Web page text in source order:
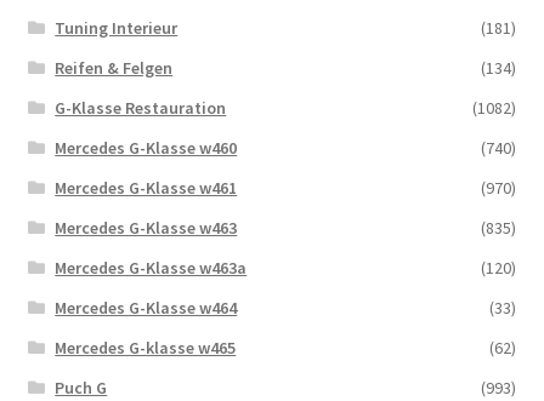
Tuning Interieur
(181)
Reifen & Felgen
(134)
G-Klasse Restauration
(1082)
Mercedes G-Klasse w460
(740)
Mercedes G-Klasse w461
(970)
Mercedes G-Klasse w463
(835)
Mercedes G-Klasse w463a
(120)
Mercedes G-Klasse w464
(33)
Mercedes G-klasse w465
(62)
Puch G
(993)